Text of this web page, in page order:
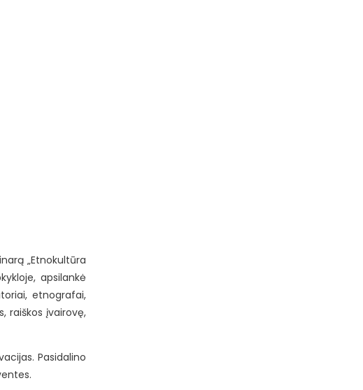
„Etnokultūra
apsilankė
etnografai,
raiškos įvairovę,
Pasidalino